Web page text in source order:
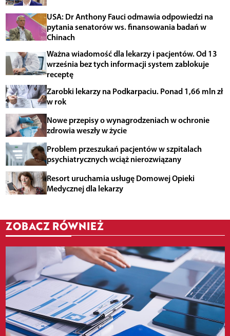
USA: Dr Anthony Fauci odmawia odpowiedzi na
pytania senatorów ws. finansowania badań w
Chinach
Ważna wiadomość dla lekarzy i pacjentów. Od 13
września bez tych informacji system zablokuje
receptę
Zarobki lekarzy na Podkarpaciu. Ponad 1,66 mln zł
w rok
Nowe przepisy o wynagrodzeniach w ochronie
zdrowia weszły w życie
Problem przeszukań pacjentów w szpitalach
psychiatrycznych wciąż nierozwiązany
Resort uruchamia usługę Domowej Opieki
Medycznej dla lekarzy
ZOBACZ RÓWNIEŻ